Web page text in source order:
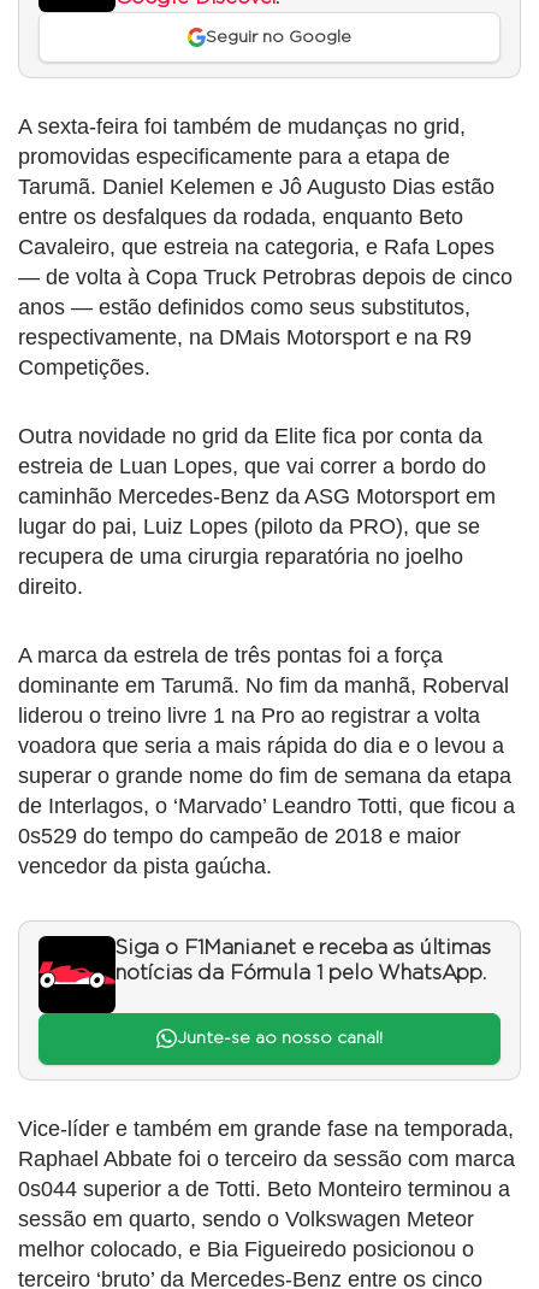
Seguir no Google
A sexta-feira foi também de mudanças no grid,
promovidas especificamente para a etapa de
Tarumã. Daniel Kelemen e Jô Augusto Dias estão
entre os desfalques da rodada, enquanto Beto
Cavaleiro, que estreia na categoria, e Rafa Lopes
— de volta à Copa Truck Petrobras depois de cinco
anos — estão definidos como seus substitutos,
respectivamente, na DMais Motorsport e na R9
Competições.
Outra novidade no grid da Elite fica por conta da
estreia de Luan Lopes, que vai correr a bordo do
caminhão Mercedes-Benz da ASG Motorsport em
lugar do pai, Luiz Lopes (piloto da PRO), que se
recupera de uma cirurgia reparatória no joelho
direito.
A marca da estrela de três pontas foi a força
dominante em Tarumã. No fim da manhã, Roberval
liderou o treino livre 1 na Pro ao registrar a volta
voadora que seria a mais rápida do dia e o levou a
superar o grande nome do fim de semana da etapa
de Interlagos, o ‘Marvado’ Leandro Totti, que ficou a
0s529 do tempo do campeão de 2018 e maior
vencedor da pista gaúcha.
Siga o F1Mania.net e receba as últimas
notícias da Fórmula 1 pelo WhatsApp.
Junte-se ao nosso canal!
Vice-líder e também em grande fase na temporada,
Raphael Abbate foi o terceiro da sessão com marca
0s044 superior a de Totti. Beto Monteiro terminou a
sessão em quarto, sendo o Volkswagen Meteor
melhor colocado, e Bia Figueiredo posicionou o
terceiro ‘bruto’ da Mercedes-Benz entre os cinco